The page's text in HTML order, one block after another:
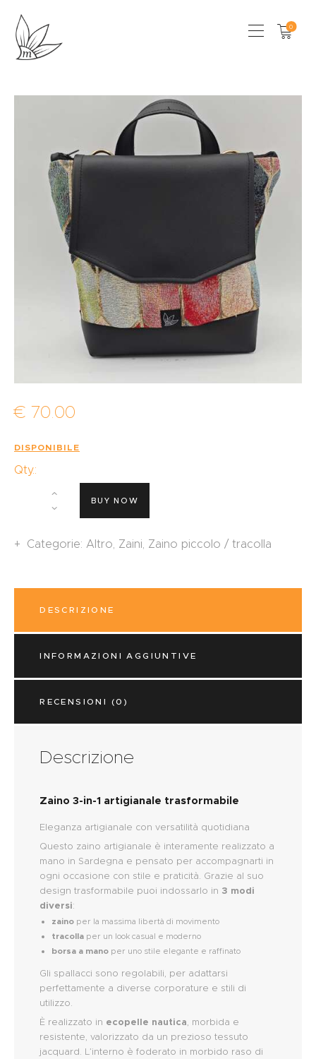
0
CHI SONO
LOCAL STORES
CONTATTI
€ 70.00
DISPONIBILE
Qty.:
BUY NOW
Categorie: Altro Zaini Zaino piccolo / tracolla
DESCRIZIONE
INFORMAZIONI AGGIUNTIVE
RECENSIONI (0)
Descrizione
Zaino 3-in-1 artigianale trasformabile
Eleganza artigianale con versatilità quotidiana
Questo zaino artigianale è interamente realizzato a
mano in Sardegna e pensato per accompagnarti in
ogni occasione con stile e praticità. Grazie al suo
design trasformabile puoi indossarlo in 3 modi
diversi:
zaino per la massima libertà di movimento
tracolla per un look casual e moderno
borsa a mano per uno stile elegante e raffinato
Gli spallacci sono regolabili, per adattarsi
perfettamente a diverse corporature e stili di
utilizzo.
È realizzato in ecopelle nautica, morbida e
resistente, valorizzato da un prezioso tessuto
jacquard. L’interno è foderato in morbido raso di